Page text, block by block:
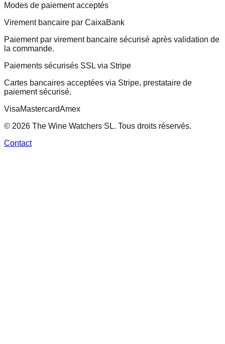
Modes de paiement acceptés
Virement bancaire par CaixaBank
Paiement par virement bancaire sécurisé après validation de
la commande.
Paiements sécurisés SSL via Stripe
Cartes bancaires acceptées via Stripe, prestataire de
paiement sécurisé.
VisaMastercardAmex
© 2026 The Wine Watchers SL. Tous droits réservés.
Contact